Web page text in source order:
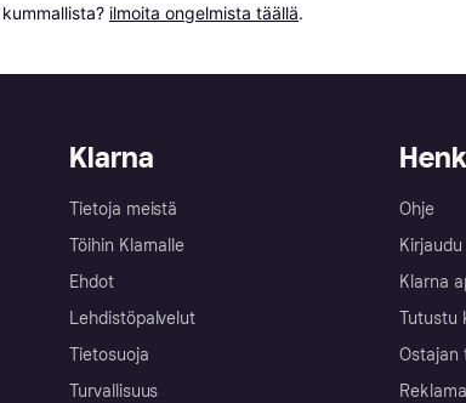
ilmoita ongelmista täällä.
Klarna
Tietoja meistä
Töihin Klarnalle
Ehdot
Lehdistöpalvelut
Tietosuoja
Turvallisuus
Ohje
Klarna
Tutustu
Ostajan